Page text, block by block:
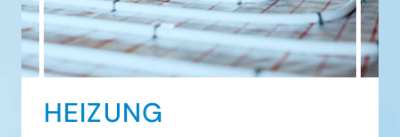
HEIZUNG